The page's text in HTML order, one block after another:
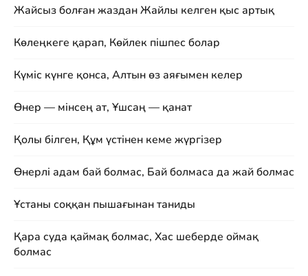
Жайсыз болған жаздан Жайлы келген қыс артық
Көлеңкеге қарап, Көйлек пішпес болар
Күміс күнге қонса, Алтын өз аяғымен келер
Өнер — мінсең ат, Ұшсаң — қанат
Қолы білген, Құм үстінен кеме жүргізер
Өнерлі адам бай болмас, Бай болмаса да жай болмас
Ұстаны соққан пышағынан таниды
Қара суда қаймақ болмас, Хас шеберде оймақ
болмас